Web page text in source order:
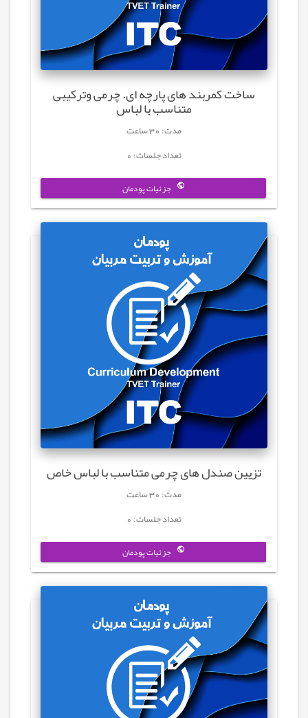
ساخت کمربند های پارچه ای. چرمی وترکیبی
متناسب با لباس
مدت: 30 ساعت
تعداد جلسات: 0
جزئیات پودمان
تزیین صندل های چرمی متناسب با لباس خاص
مدت: 30 ساعت
تعداد جلسات: 0
جزئیات پودمان